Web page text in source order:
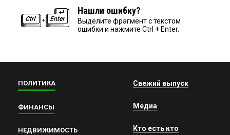
Нашли ошибку?
Выделите фрагмент с текстом
ошибки и нажмите Ctrl + Enter.
ПОЛИТИКА
ФИНАНСЫ
НЕДВИЖИМОСТЬ
Свежий выпуск
Медиа
Кто есть кто